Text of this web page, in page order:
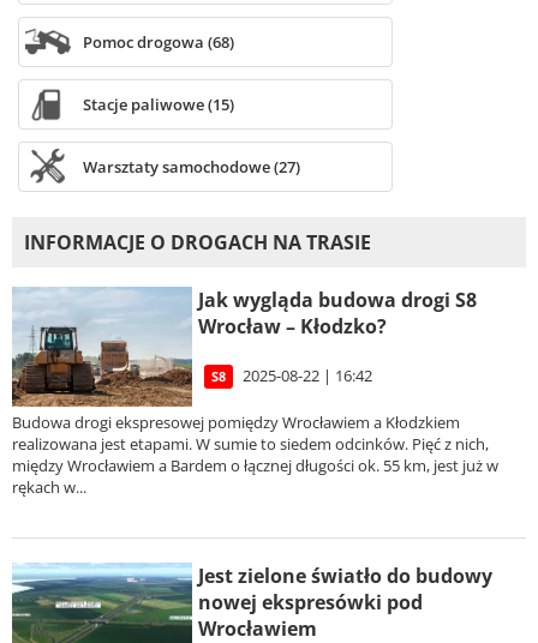
Pomoc drogowa (68)
Stacje paliwowe (15)
Warsztaty samochodowe (27)
INFORMACJE O DROGACH NA TRASIE
Jak wygląda budowa drogi S8
Wrocław – Kłodzko?
S8 2025-08-22 | 16:42
Budowa drogi ekspresowej pomiędzy Wrocławiem a Kłodzkiem
realizowana jest etapami. W sumie to siedem odcinków. Pięć z nich,
między Wrocławiem a Bardem o łącznej długości ok. 55 km, jest już w
rękach w...
Jest zielone światło do budowy
nowej ekspresówki pod
Wrocławiem